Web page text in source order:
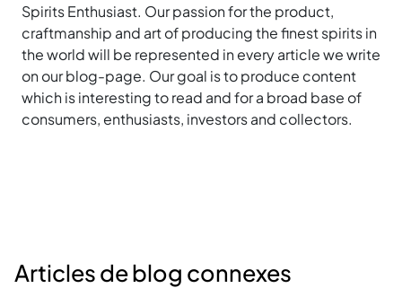
Spirits Enthusiast. Our passion for the product,
craftmanship and art of producing the finest spirits in
the world will be represented in every article we write
on our blog-page. Our goal is to produce content
which is interesting to read and for a broad base of
consumers, enthusiasts, investors and collectors.
Articles de blog connexes